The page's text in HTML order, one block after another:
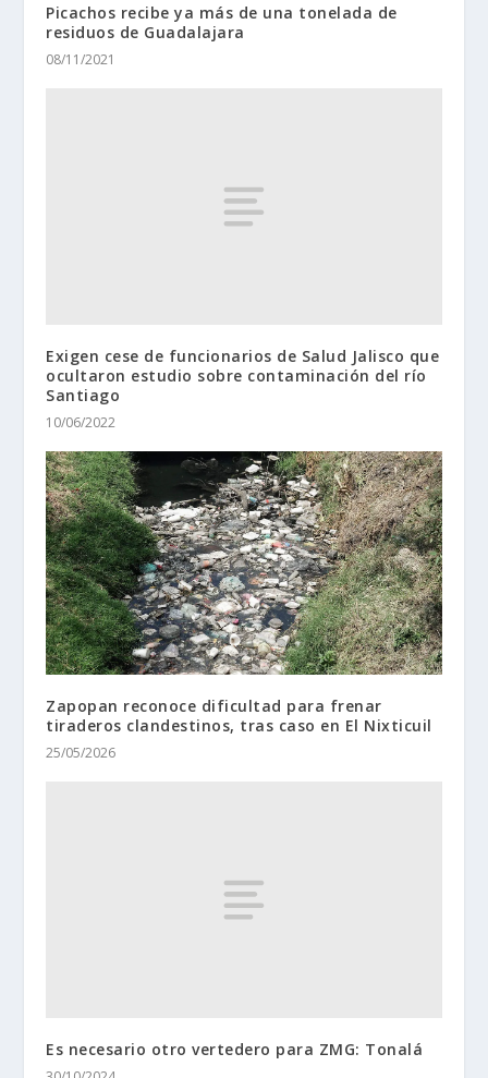
Picachos recibe ya más de una tonelada de
residuos de Guadalajara
08/11/2021
Exigen cese de funcionarios de Salud Jalisco que
ocultaron estudio sobre contaminación del río
Santiago
10/06/2022
Zapopan reconoce dificultad para frenar
tiraderos clandestinos, tras caso en El Nixticuil
25/05/2026
Es necesario otro vertedero para ZMG: Tonalá